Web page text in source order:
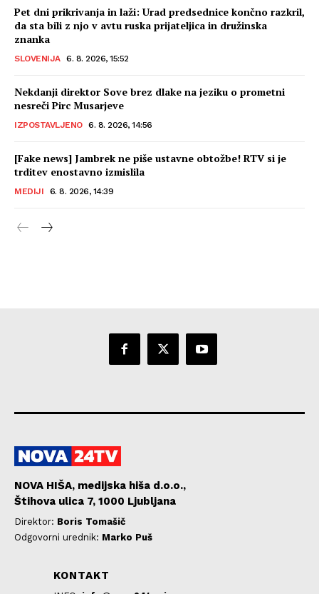
Pet dni prikrivanja in laži: Urad predsednice končno razkril,
da sta bili z njo v avtu ruska prijateljica in družinska
znanka
SLOVENIJA 6. 8. 2026, 15:52
Nekdanji direktor Sove brez dlake na jeziku o prometni
nesreči Pirc Musarjeve
IZPOSTAVLJENO 6. 8. 2026, 14:56
[Fake news] Jambrek ne piše ustavne obtožbe! RTV si je
trditev enostavno izmislila
MEDIJI 6. 8. 2026, 14:39
NOVA HIŠA, medijska hiša d.o.o.,
Štihova ulica 7, 1000 Ljubljana
Direktor: Boris Tomašič
Odgovorni urednik: Marko Puš
KONTAKT